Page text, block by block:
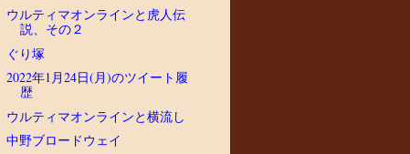
ウルティマオンラインと虎人伝
説、その２
ぐり塚
2022年1月24日(月)のツイート履
歴
ウルティマオンラインと横流し
中野ブロードウェイ